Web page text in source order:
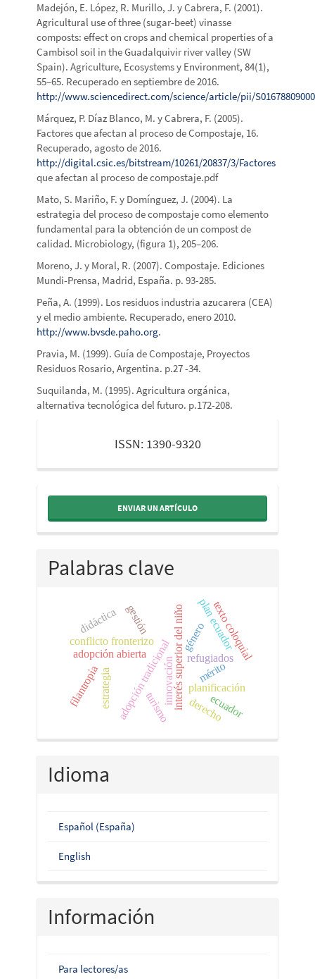
Madejón, E. López, R. Murillo, J. y Cabrera, F. (2001).
Agricultural use of three (sugar-beet) vinasse
composts: effect on crops and chemical properties of a
Cambisol soil in the Guadalquivir river valley (SW
Spain). Agriculture, Ecosystems y Environment, 84(1),
55–65. Recuperado en septiembre de 2016.
http://www.sciencedirect.com/science/article/pii/
Márquez, P. Díaz Blanco, M. y Cabrera, F. (2005).
Factores que afectan al proceso de Compostaje, 16.
Recuperado, agosto de 2016.
http://digital.csic.es/bitstream/10261/20837/3/Factores
que afectan al proceso de compostaje.pdf
Mato, S. Mariño, F. y Domínguez, J. (2004). La
estrategia del proceso de compostaje como elemento
fundamental para la obtención de un compost de
calidad. Microbiology, (figura 1), 205–206.
Moreno, J. y Moral, R. (2007). Compostaje. Ediciones
Mundi-Prensa, Madrid, España. p. 93-285.
Peña, A. (1999). Los residuos industria azucarera (CEA)
y el medio ambiente. Recuperado, enero 2010.
http://www.bvsde.paho.org.
Pravia, M. (1999). Guía de Compostaje, Proyectos
Residuos Rosario, Argentina. p.27 -34.
Suquilanda, M. (1995). Agricultura orgánica,
alternativa tecnológica del futuro. p.172-208.
ISSN: 1390-9320
ENVIAR UN ARTÍCULO
Palabras clave
adopción tradicional
adopción abierta interés superior del niño refugiados
conflicto fronterizo plan ecuador
innovación
gestión
estrategia
didáctica
género
planificación
filantropía
texto coloquial
turismo derechoecuador
mérito
Idioma
Español (España)
English
Información
Para lectores/as